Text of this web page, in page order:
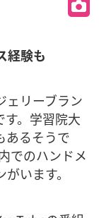
経験も
ェリーブラン
す。学習院大
あるそうで
でのハンドメ
います。